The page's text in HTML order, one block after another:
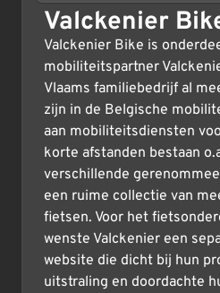
Valckenier
Valckenier Bike is
mobiliteitspartner
Vlaams familiebedrijf al
zijn in de Belgische
aan mobiliteitsdiensten
korte afstanden bestaan
verschillende
een ruime collectie van
fietsen. Voor het
wenste Valckenier een
website die dicht bij hun
uitstraling en doordachte